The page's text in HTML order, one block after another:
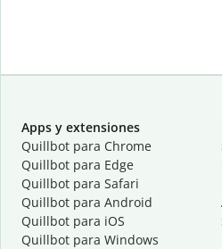
Apps y extensiones
Quillbot para Chrome
Quillbot para Edge
Quillbot para Safari
Quillbot para Android
Quillbot para iOS
Quillbot para Windows